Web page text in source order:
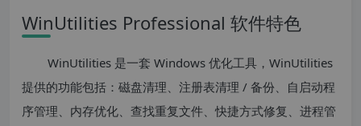
WinUtilities Professional 软件特色
WinUtilities 是一套 Windows 优化工具，WinUtilities
提供的功能包括：磁盘清理、注册表清理 / 备份、自启动程
序管理、内存优化、查找重复文件、快捷方式修复、进程管